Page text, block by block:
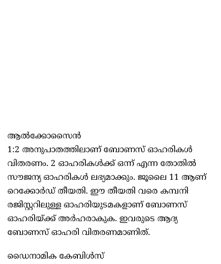
ആല്‍ക്കോസൈന്‍
1:2 അനുപാതത്തിലാണ് ബോണസ് ഓഹരികള്‍
വിതരണം. 2 ഓഹരികള്‍ക്ക് ഒന്ന് എന്ന തോതില്‍
സൗജന്യ ഓഹരികള്‍ ലഭ്യമാക്കും. ജൂലൈ 11 ആണ്
റെക്കോര്‍ഡ് തീയതി. ഈ തീയതി വരെ കമ്പനി
രജിസ്റ്ററിലുള്ള ഓഹരിയുടമകളാണ് ബോണസ്
ഓഹരിയ്ക്ക് അര്‍ഹരാകുക. ഇവരുടെ ആദ്യ
ബോണസ് ഓഹരി വിതരണമാണിത്.
ഡൈനാമിക കേബിള്‍സ്